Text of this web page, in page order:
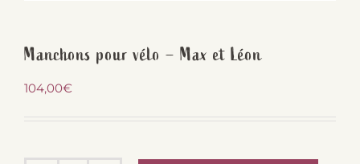
Manchons pour vélo – Max et Léon
104,00€